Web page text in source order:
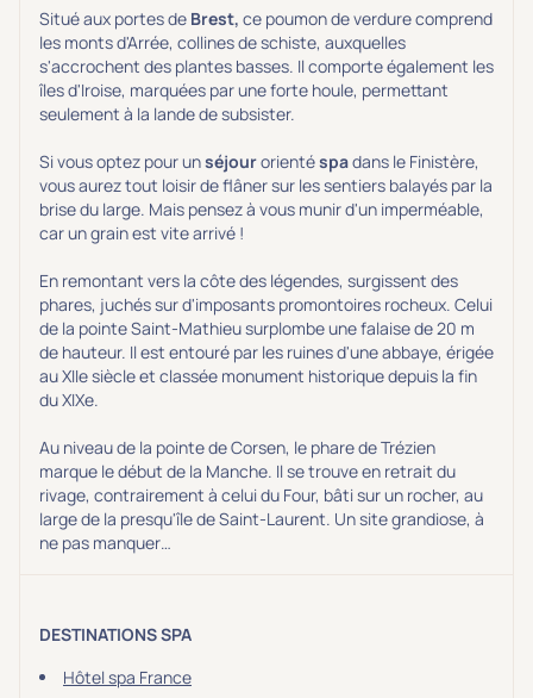
Situé aux portes de Brest, ce poumon de verdure comprend
les monts d'Arrée, collines de schiste, auxquelles
s'accrochent des plantes basses. Il comporte également les
îles d'Iroise, marquées par une forte houle, permettant
seulement à la lande de subsister.
Si vous optez pour unséjourorientéspadans le Finistère,
vous aurez tout loisir de flâner sur les sentiers balayés par la
brise du large. Mais pensez à vous munir d'un imperméable,
car un grain est vite arrivé !
En remontant vers la côte des légendes, surgissent des
phares, juchés sur d'imposants promontoires rocheux. Celui
de la pointe Saint-Mathieu surplombe une falaise de 20 m
de hauteur. Il est entouré par les ruines d'une abbaye, érigée
au XIIe siècle et classée monument historique depuis la fin
du XIXe.
Au niveau de la pointe de Corsen, le phare de Trézien
marque le début de la Manche. Il se trouve en retrait du
rivage, contrairement à celui du Four, bâti sur un rocher, au
large de la presqu'île de Saint-Laurent. Un site grandiose, à
ne pas manquer…
DESTINATIONS SPA
Hôtel spa France